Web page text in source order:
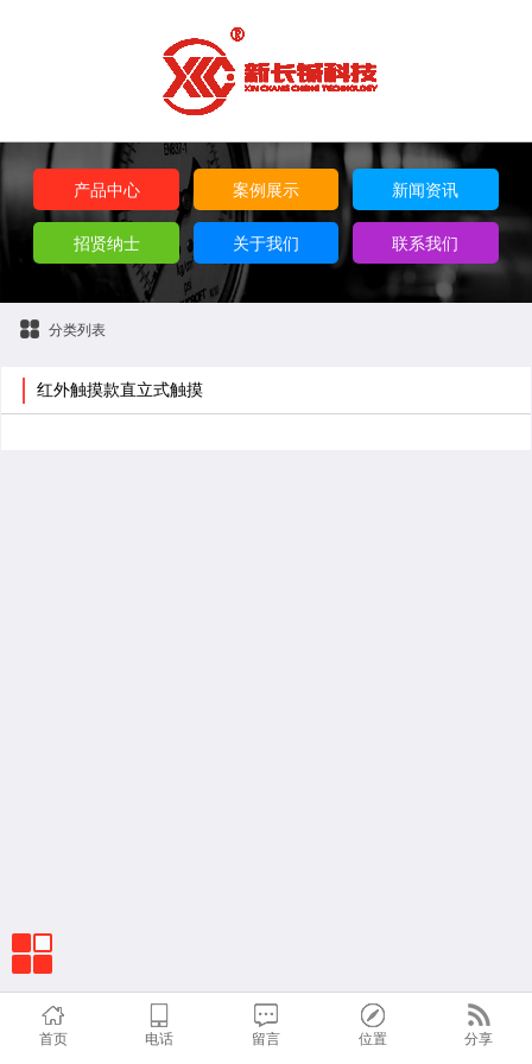
产品中心 案例展示 新闻资讯
招贤纳士 关于我们 联系我们
分类列表
红外触摸款直立式触摸
首页 电话 留言 位置 分享